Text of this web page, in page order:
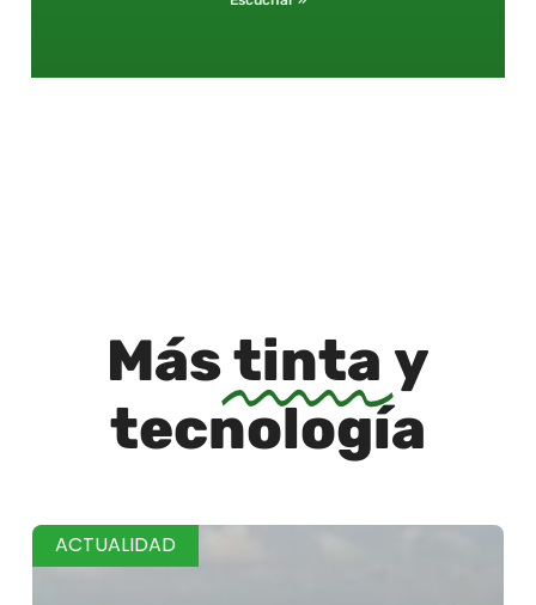
Mástinta y
tecnología
ACTUALIDAD